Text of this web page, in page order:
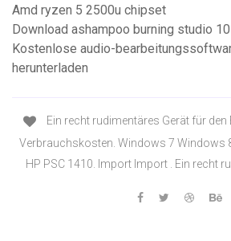
Amd ryzen 5 2500u chipset
Download ashampoo burning studio
Kostenlose audio-
herunterladen
Ein recht rudimentäres Gerät für den
Verbrauchskosten. Windows 7 Windows
HP PSC 1410. Import Import . Ein recht